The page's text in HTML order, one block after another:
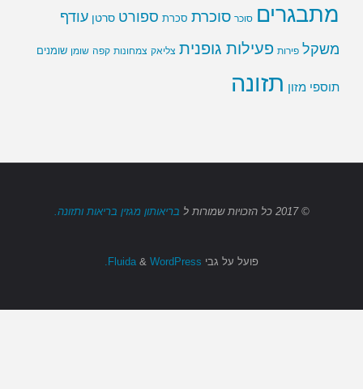
מתבגרים סוכר סוכרת סכרת ספורט סרטן עודף
משקל פירות פעילות גופנית צליאק צמחונות קפה שומן שומנים
תוספי מזון תזונה
© 2017 כל הזכויות שמורות ל בריאותון מגזין בריאות ותזונה.
פועל על גבי & WordPress.